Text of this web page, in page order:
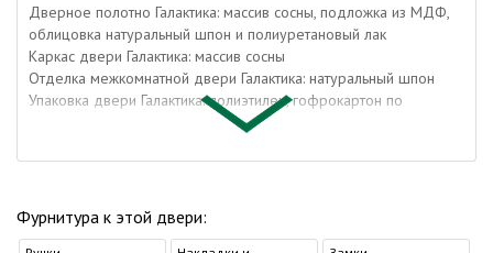
Дверное полотно Галактика: массив сосны, подложка из МДФ,
облицовка натуральный шпон и полиуретановый лак
Каркас двери Галактика: массив сосны
Отделка межкомнатной двери Галактика: натуральный шпон
Упаковка двери Галактика: полиэтилен, гофрокартон по
Коробка дверная: массив сосны и МДФ
Доборная доска: МДФ
Притворная планка: МДФ
Фурнитура к этой двери: